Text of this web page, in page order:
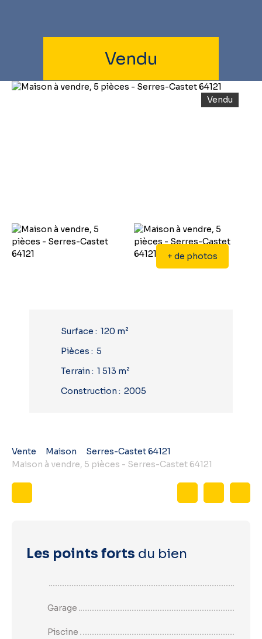
Vendu
Vendu
+ de photos
Surface : 120 m²
Pièces : 5
Terrain : 1 513 m²
Construction : 2005
Vente Maison
Serres-Castet 64121
Maison à vendre, 5 pièces - Serres-Castet 64121
Les points forts du bien
Garage
Piscine